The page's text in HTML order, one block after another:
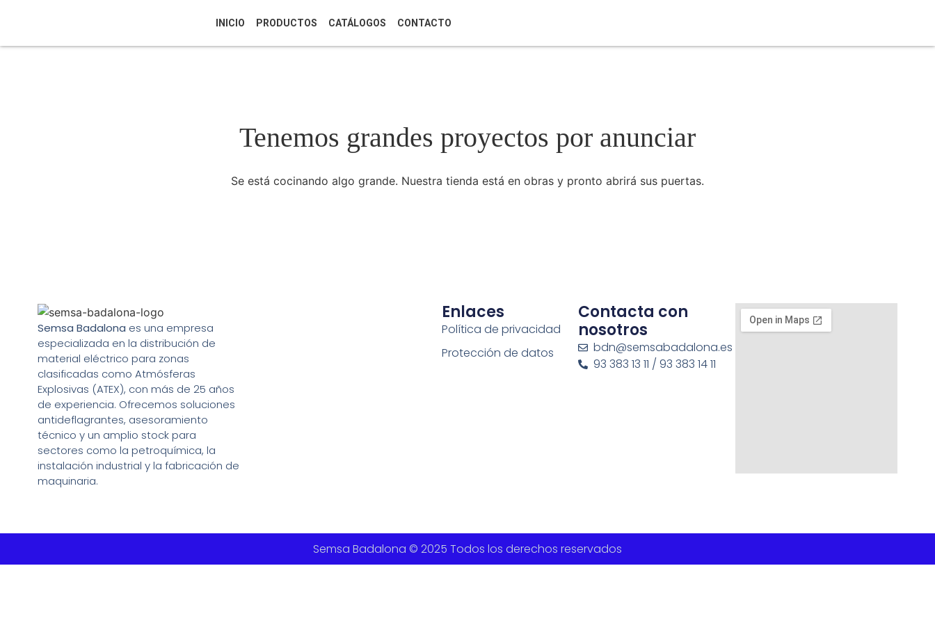
INICIO PRODUCTOS CATÁLOGOS CONTACTO
Tenemos grandes proyectos por anunciar
Se está cocinando algo grande. Nuestra tienda está en obras y pronto abrirá sus puertas.
Semsa Badalona es una empresa
especializada en la distribución de
material eléctrico para zonas
clasificadas como Atmósferas
Explosivas (ATEX), con más de 25 años
de experiencia. Ofrecemos soluciones
antideflagrantes, asesoramiento
técnico y un amplio stock para
sectores como la petroquímica, la
instalación industrial y la fabricación de
maquinaria.
Enlaces
Política de privacidad
Protección de datos
Contacta con
nosotros
bdn@semsabadalona.es
93 383 13 11 / 93 383 14 11
Semsa Badalona © 2025 Todos los derechos reservados